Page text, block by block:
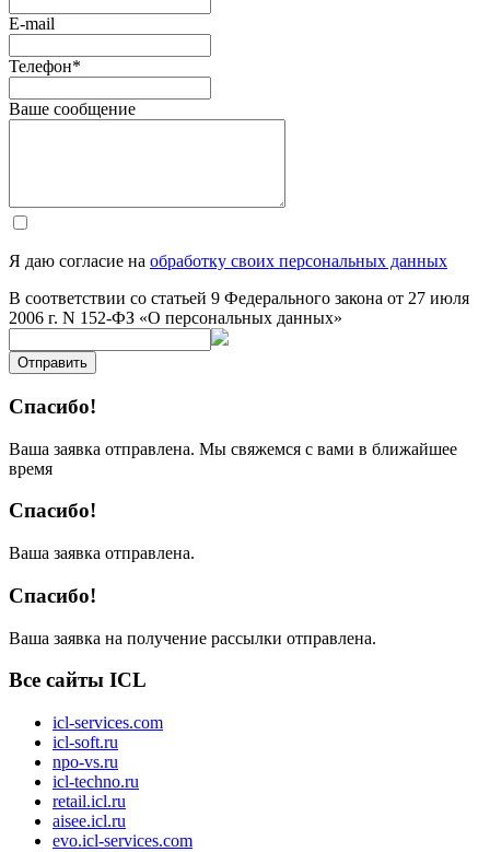
E-mail
Телефон*
Ваше сообщение
Я даю согласие на обработку своих персональных данных
В соответствии со статьей 9 Федерального закона от 27 июля
2006 г. N 152-ФЗ «О персональных данных»
Отправить
Спасибо!
Ваша заявка отправлена. Мы свяжемся с вами в ближайшее
время
Спасибо!
Ваша заявка отправлена.
Спасибо!
Ваша заявка на получение рассылки отправлена.
Все сайты ICL
icl-services.com
icl-soft.ru
npo-vs.ru
icl-techno.ru
retail.icl.ru
aisee.icl.ru
evo.icl-services.com